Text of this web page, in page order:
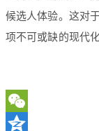
候选人体验。这对
项不可或缺的现代
WeChat